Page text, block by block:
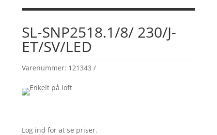
SL-SNP2518.1/8/ 230/J-
ET/SV/LED
Varenummer: 121343
Log ind for at se priser.